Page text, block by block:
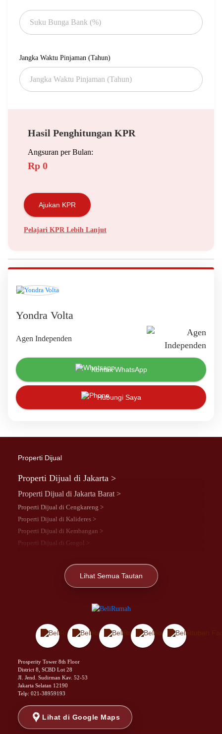
Jangka Waktu Pinjaman (Tahun)
Hasil Penghitungan KPR
Angsuran per Bulan:
Rp 0
Ajukan KPR
Pelajari KPR Lebih Lanjut
Yondra Volta
Agen Independen
Kontak WhatsApp
Hubungi Saya
Properti Dijual
Properti Dijual di Jakarta >
Properti Dijual di Jakarta Barat >
Properti Dijual di Cengkareng >
Properti Dijual di Kalideres >
Properti Dijual di Kembangan >
Properti Dijual di Grogol >
Properti Dijual di Meruya >
Properti Dijual di Jelambar >
Properti Dijual di Jakarta Pusat >
Properti Dijual di Gambir >
Properti Dijual di Johar Baru >
Properti Dijual di Menteng >
Properti Dijual di Senen >
Properti Dijual di Tanah Abang >
Properti Dijual di Kramat >
Properti Dijual di Pasar Baru >
Lihat Semua Tautan
Prosperity Tower 8th Floor
District 8, SCBD Lot 28
JI. Jend. Sudirman Kav. 52-53
Jakarta Selatan 12190
Telp: 021-38959193
Lihat di Google Maps